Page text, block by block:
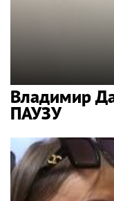
Владимир
ПАУЗУ